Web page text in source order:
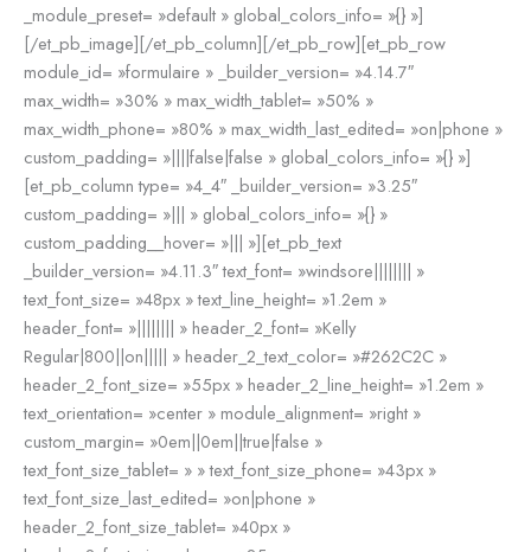
_module_preset= »default » global_colors_info= »{} »]
[/et_pb_image][/et_pb_column][/et_pb_row][et_pb_row
module_id= »formulaire » _builder_version= »4.14.7″
max_width= »30% » max_width_tablet= »50% »
max_width_phone= »80% » max_width_last_edited= »on|phone »
custom_padding= »||||false|false » global_colors_info= »{} »]
[et_pb_column type= »4_4″ _builder_version= »3.25″
custom_padding= »||| » global_colors_info= »{} »
custom_padding__hover= »||| »][et_pb_text
_builder_version= »4.11.3″ text_font= »windsore|||||||| »
text_font_size= »48px » text_line_height= »1.2em »
header_font= »|||||||| » header_2_font= »Kelly
Regular|800||on||||| » header_2_text_color= »#262C2C »
header_2_font_size= »55px » header_2_line_height= »1.2em »
text_orientation= »center » module_alignment= »right »
custom_margin= »0em||0em||true|false »
text_font_size_tablet= » » text_font_size_phone= »43px »
text_font_size_last_edited= »on|phone »
header_2_font_size_tablet= »40px »